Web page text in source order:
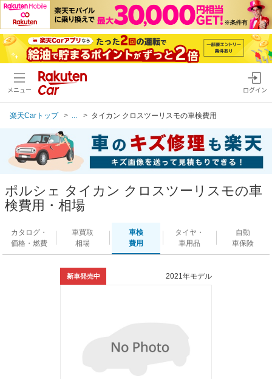
メニュー ログイン
楽天Carトップ タイカン クロスツーリスモの車検費用
ポルシェ タイカン クロスツーリスモの車
検費用・相場
カタログ・
価格・燃費
車買取
相場
車検
費用
タイヤ・
車用品
自動
車保険
新車発売中 2021年モデル